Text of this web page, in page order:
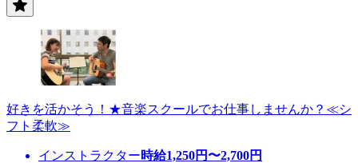
好きを活かそう！★音楽スクールでお仕事しませんか？≪シ
フト柔軟≫
インストラクター時給1,250円〜2,700円